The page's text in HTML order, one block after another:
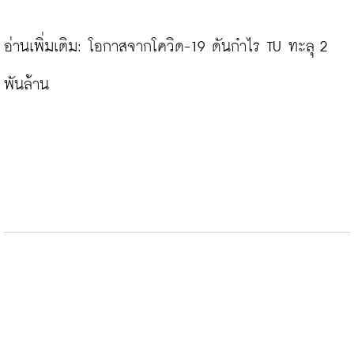
อ่านเพิ่มเติม: โอกาสจากโควิด-19 ดันกำไร TU ทะลุ 2
พันล้าน